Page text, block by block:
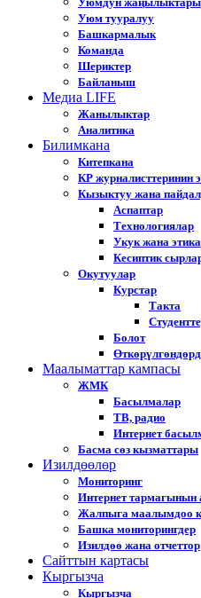
Уюм тууралуу
Башкармалык
Команда
Шериктер
Байланыш
Медиа LIFE
Жанылыктар
Аналитика
Билимкана
Китепкана
КР журналисттеринин
Кызыктуу жана
Аспаптар
Технологиялар
Укук жана этика
Кесиптик
Окутуулар
Курстар
Такта
Болот
Маалыматтар кампасы
ЖМК
Басылмалар
ТВ, радио
Интернет
Басма сөз кызматтары
Изилдөөлөр
Мониторинг
Интернет тармагынын
Жалпыга маалымдоо
Башка мониторингдер
Изилдөө жана отчеттор
Cайттын картасы
Кыргызча
Кыргызча